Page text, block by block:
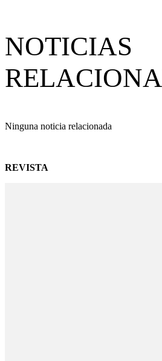
NOTICIAS
Ninguna noticia relacionada
REVISTA